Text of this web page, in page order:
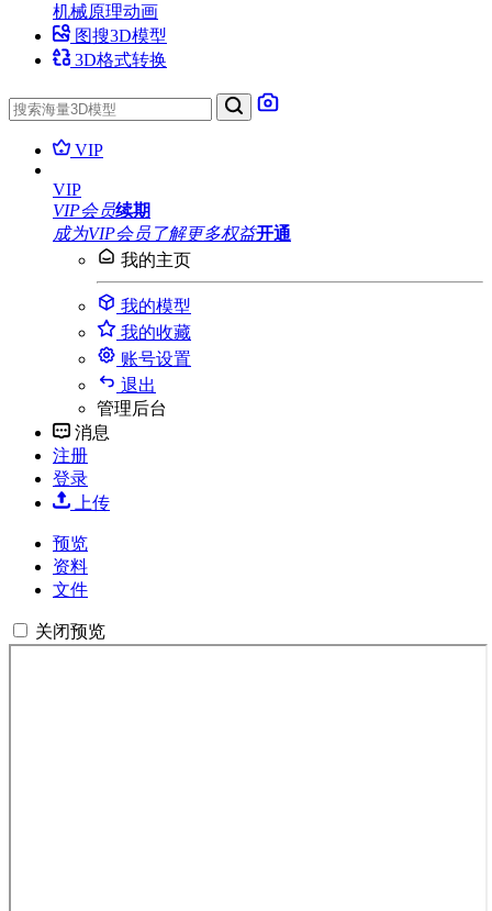
机械原理动画
图搜3D模型
3D格式转换
VIP
VIP
VIP会员续期
成为VIP会员 了解更多权益开通
我的主页
我的模型
我的收藏
账号设置
退出
管理后台
消息
注册
登录
上传
预览
资料
文件
关闭预览